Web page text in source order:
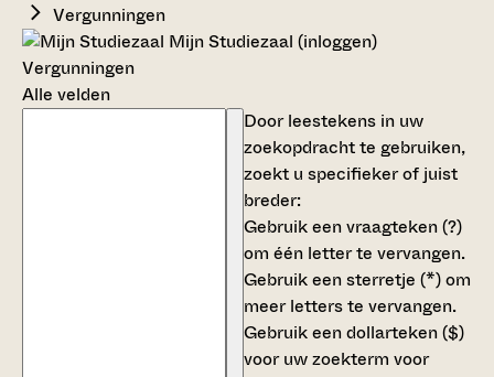
Vergunningen
Mijn Studiezaal (inloggen)
Vergunningen
Alle velden
Door leestekens in uw
zoekopdracht te gebruiken,
zoekt u specifieker of juist
breder:
Gebruik eenvraagteken (?)
om één letter te vervangen.
Gebruik eensterretje (*)om
meer letters te vervangen.
Gebruik eendollarteken ($)
voor uw zoekterm voor